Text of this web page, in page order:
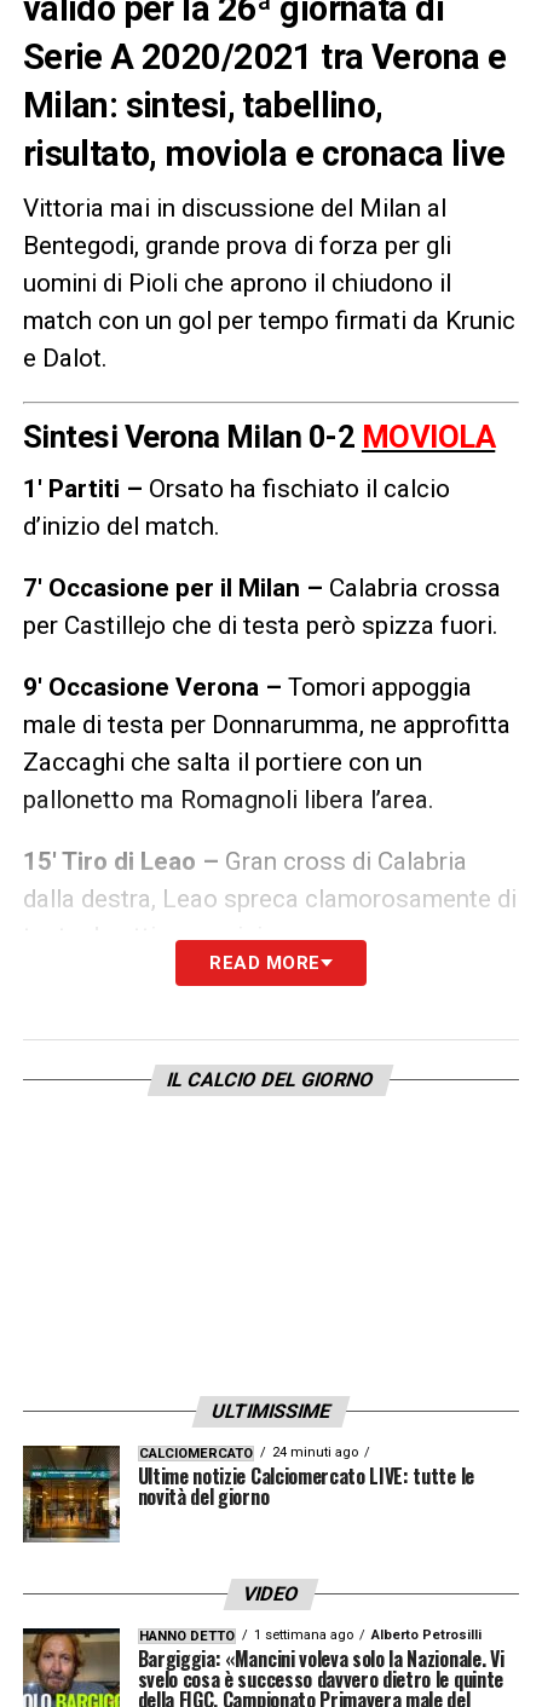
valido per la 26ª giornata di
Serie A 2020/2021 tra Verona e
Milan: sintesi, tabellino,
risultato, moviola e cronaca live
Vittoria mai in discussione del Milan al
Bentegodi, grande prova di forza per gli
uomini di Pioli che aprono il chiudono il
match con un gol per tempo firmati da Krunic
e Dalot.
Sintesi Verona Milan 0-2 MOVIOLA
1′ Partiti – Orsato ha fischiato il calcio
d’inizio del match.
7′ Occasione per il Milan – Calabria crossa
per Castillejo che di testa però spizza fuori.
9′ Occasione Verona – Tomori appoggia
male di testa per Donnarumma, ne approfitta
Zaccaghi che salta il portiere con un
pallonetto ma Romagnoli libera l’area.
15′ Tiro di Leao – Gran cross di Calabria
dalla destra, Leao spreca clamorosamente di
testa da ottima posizione.
controllo di palla senza osare troppo la
giocata, si abbassa il pressing del Verona.
37′ Occasione per il Milan –Castillejo prova
l’imbucata per Calabria, bravo Magnani ad
intercettare la sfera.
41′ Occasione per il Verona –
bravo Romagnoli a leggere l’azione e
prendersi il fallo da “sfondamento”.
READ MORE
IL CALCIO DEL GIORNO
ULTIMISSIME
CALCIOMERCATO 24 minuti ago
Ultime notizie Calciomercato LIVE: tutte le
novità del giorno
VIDEO
HANNO DETTO 1 settimana ago Alberto Petrosilli
Bargiggia: «Mancini voleva solo la Nazionale. Vi
svelo cosa è successo davvero dietro le quinte
della FIGC. Campionato Primavera male del